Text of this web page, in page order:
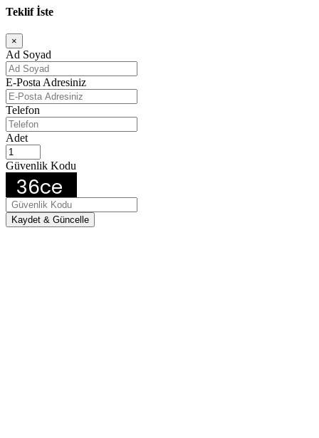
Teklif İste
×
Ad Soyad
E-Posta Adresiniz
Telefon
Adet
Güvenlik Kodu